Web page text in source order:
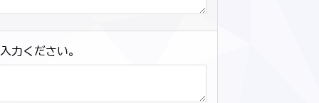
力ください。